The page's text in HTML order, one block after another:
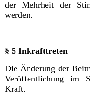
der Mehrheit der
werden.
§ 5 Inkrafttreten
Die Änderung der
Veröffentlichung im
Kraft.